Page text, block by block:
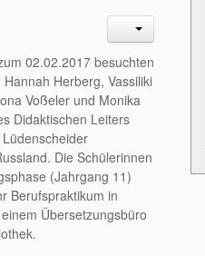
02.02.2017 besuchten
Herberg, Vassiliki
Voßeler und Monika
Didaktischen Leiters
Die Schülerinnen
(Jahrgang 11)
Berufspraktikum in
Übersetzungsbüro